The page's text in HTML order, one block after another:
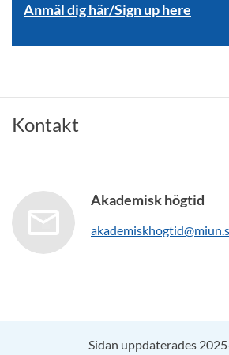
Anmäl dig här/Sign up here
Kontakt
Akademisk högtid
Sidan uppdaterades